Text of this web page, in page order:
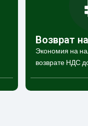
Возврат
Экономия на
возврате НДС